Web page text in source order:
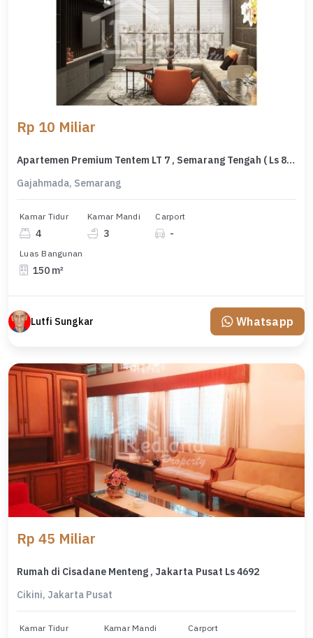
Rp 10 Miliar
Apartemen Premium Tentem LT 7 , Semarang Tengah ( Ls 8057 )
Gajahmada, Semarang
Kamar Tidur
4
Kamar Mandi
3
Carport
-
Luas Bangunan
150 m²
Lutfi Sungkar Whatsapp
Rp 45 Miliar
Rumah di Cisadane Menteng , Jakarta Pusat Ls 4692
Cikini, Jakarta Pusat
Kamar Tidur Kamar Mandi Carport